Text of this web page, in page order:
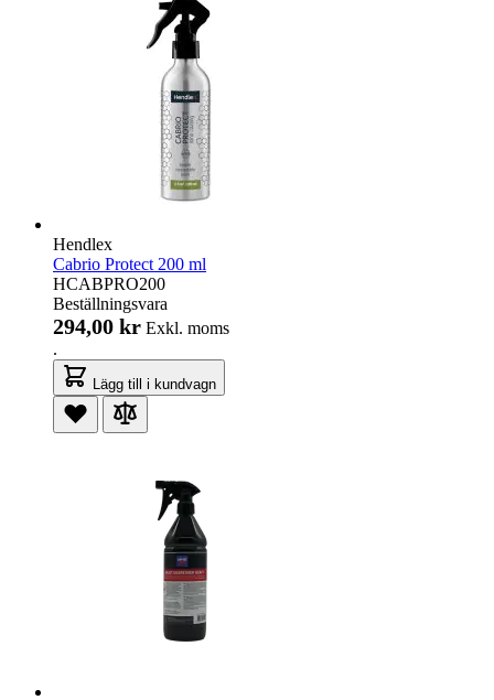
Hendlex
Cabrio Protect 200 ml
HCABPRO200
Beställningsvara
294,00 kr Exkl. moms
.
Lägg till i kundvagn